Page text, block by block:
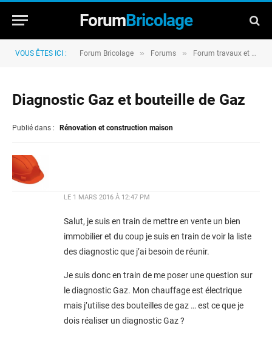
ForumBricolage
VOUS ÊTES ICI : Forum Bricolage » Forums » Forum travaux et rénovation
Diagnostic Gaz et bouteille de Gaz
Publié dans : Rénovation et construction maison
LE 1 MARS 2016 À 12:47 PM
Salut, je suis en train de mettre en vente un bien
immobilier et du coup je suis en train de voir la liste
des diagnostic que j’ai besoin de réunir.
Je suis donc en train de me poser une question sur
le diagnostic Gaz. Mon chauffage est électrique
mais j’utilise des bouteilles de gaz … est ce que je
dois réaliser un diagnostic Gaz ?